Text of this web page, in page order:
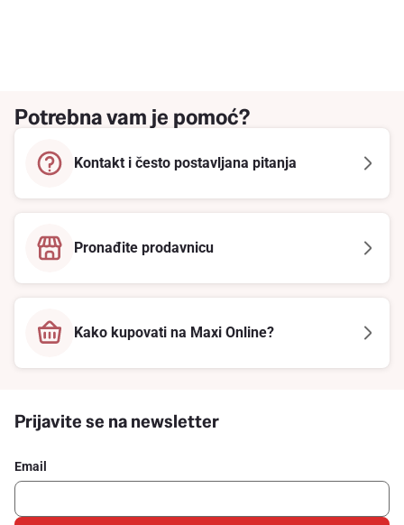
Potrebna vam je pomoć?
Kontakt i često postavljana pitanja
Pronađite prodavnicu
Kako kupovati na Maxi Online?
Prijavite se na newsletter
Email